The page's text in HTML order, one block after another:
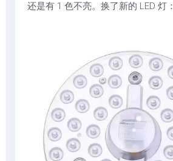
还是有 1 色不亮。换了新的 LED 灯：